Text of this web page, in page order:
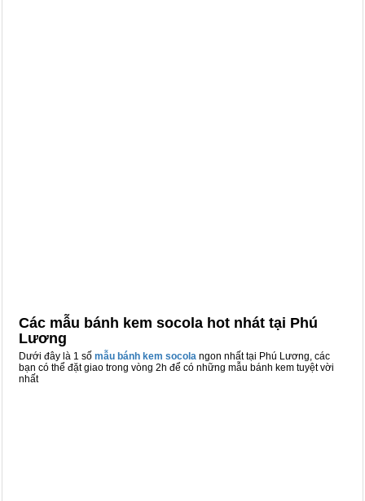
Các mẫu bánh kem socola hot nhát tại Phú
Lương
Dưới đây là 1 số mẫu bánh kem socola ngon nhất tại Phú Lương, các
bạn có thể đặt giao trong vòng 2h để có những mẫu bánh kem tuyệt vời
nhất